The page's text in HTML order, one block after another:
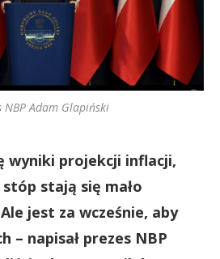
NBP Adam Glapiński
wyniki projekcji inflacji,
stają się mało
jest za wcześnie, aby
– napisał prezes NBP